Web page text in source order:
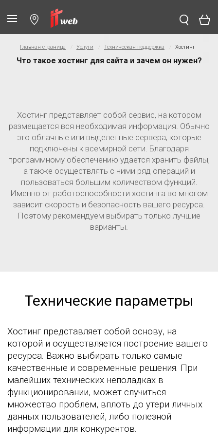
Главная страница Услуги Техническая поддержка Хостинг
Что такое хостинг для сайта и зачем он нужен?
Хостинг представляет собой сервис, на котором
размещается вся необходимая информация. Обычно
это облачные или выделенные сервера, которые
подключены к всемирной сети. Благодаря
программному обеспечению удается хранить файлы,
а также осуществлять с ними ряд операций и
пользоваться большим количеством функций.
Именно от работоспособности хостинга во многом
зависит скорость и безопасность вашего ресурса.
Поэтому рекомендуем выбирать только лучшие
варианты.
Технические параметры
Хостинг представляет собой основу, на
которой и осуществляется построение вашего
ресурса. Важно выбирать только самые
качественные и современные решения. При
малейших технических неполадках в
функционировании, может случиться
множество проблем, вплоть до утери личных
данных пользователей, либо полезной
информации для конкурентов.